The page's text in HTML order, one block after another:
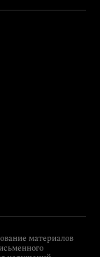
материалов